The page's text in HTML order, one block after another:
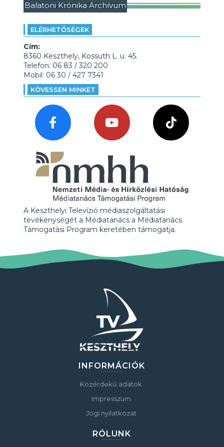
Balatoni Krónika Archívum
ELÉRHETŐSÉGEK
Cím:
8360 Keszthely, Kossuth L. u. 45.
Telefon: 06 83 / 320 200
Mobil: 06 30 / 427 7341
KÖVESSEN MINKET
A Keszthelyi Televízió médiaszolgáltatási
tevékenységét a Médiatanács a Médiatanács
Támogatási Program keretében támogatja.
INFORMÁCIÓK
Közérdekű adatok
Impresszum
Jogi nyilatkozat
RÓLUNK